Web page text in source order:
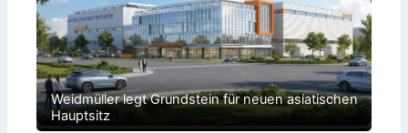
Weidmüller legt Grundstein für neuen asiatischen
Hauptsitz